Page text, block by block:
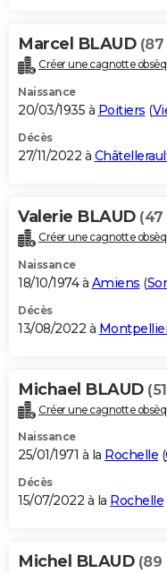
Marcel BLAUD (87
Créer une cagnotte
Naissance
20/03/1935 à Poitiers (
Décès
27/11/2022 à
Valerie BLAUD (47
Créer une cagnotte
Naissance
18/10/1974 à Amiens (
Décès
13/08/2022 à
Michael BLAUD
Créer une cagnotte
Naissance
25/01/1971 à la Rochelle (
Décès
15/07/2022 à la Rochelle
Michel BLAUD (89